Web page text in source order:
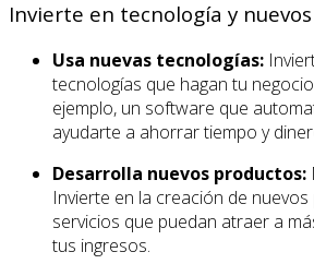
Invierte en tecnología y
Usa nuevas tecnologías:
tecnologías que hagan tu
ejemplo, un software que
ayudarte a ahorrar tiempo y
Desarrolla nuevos productos:
Invierte en la creación de
servicios que puedan atraer a
tus ingresos.